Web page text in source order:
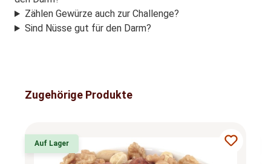
Zählen Gewürze auch zur Challenge?
Sind Nüsse gut für den Darm?
Produktgalerie überspringen
Zugehörige Produkte
Auf Lager